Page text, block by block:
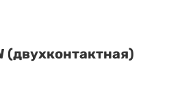
(двухконтактная)